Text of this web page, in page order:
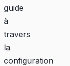
guide
à
travers
la
configuration